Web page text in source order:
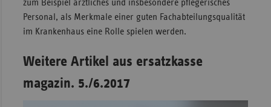
zum Beispiel ärztliches und insbesondere pflegerisches
Personal, als Merkmale einer guten Fachabteilungsqualität
im Krankenhaus eine Rolle spielen werden.
Weitere Artikel aus ersatzkasse
magazin. 5./6.2017